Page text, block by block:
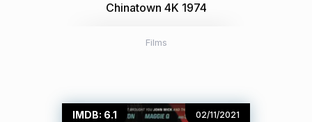
Chinatown 4K 1974
Films
IMDB: 6.1 02/11/2021